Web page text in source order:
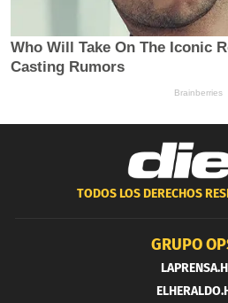
TODOS LOS DERECHOS
GRUPO